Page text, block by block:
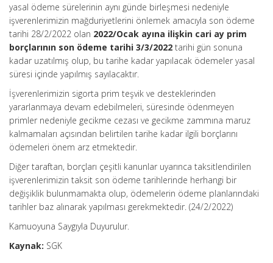
yasal ödeme sürelerinin aynı günde birleşmesi nedeniyle
işverenlerimizin mağduriyetlerini önlemek amacıyla son ödeme
tarihi 28/2/2022 olan 2022/Ocak ayına ilişkin cari ay prim
borçlarının son ödeme tarihi 3/3/2022 tarihi gün sonuna
kadar uzatılmış olup, bu tarihe kadar yapılacak ödemeler yasal
süresi içinde yapılmış sayılacaktır.
İşverenlerimizin sigorta prim teşvik ve desteklerinden
yararlanmaya devam edebilmeleri, süresinde ödenmeyen
primler nedeniyle gecikme cezası ve gecikme zammına maruz
kalmamaları açısından belirtilen tarihe kadar ilgili borçlarını
ödemeleri önem arz etmektedir.
Diğer taraftan, borçları çeşitli kanunlar uyarınca taksitlendirilen
işverenlerimizin taksit son ödeme tarihlerinde herhangi bir
değişiklik bulunmamakta olup, ödemelerin ödeme planlarındaki
tarihler baz alınarak yapılması gerekmektedir. (24/2/2022)
Kamuoyuna Saygıyla Duyurulur.
Kaynak: SGK